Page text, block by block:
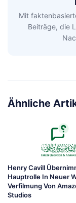
Mit
Beiträge, die
Ähnliche
Henry Cavill
Hauptrolle In Neuer
Verfilmung Von
Studios